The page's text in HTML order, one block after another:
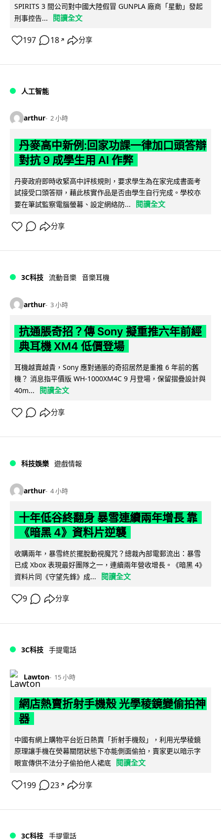
SPIRITS 3 間公司對中國大陸假冒 GUNPLA 廠商「星動」發起
刑事控告...
閱讀全文
197 18 ↗ 分享
人工智能
arthur 2 小時
丹麥高中新例:回家功課一律加口頭答辯
對抗 9 成學生用 AI 作弊
丹麥政府即時收緊高中評核規則，要求學生為在家完成書面考
試接受口頭答辯，藉此核實作品是否由學生自行完成。學校亦
要在筆試監察電腦螢幕、設定網絡防...
閱讀全文
分享
3C科技 流動音樂 音樂耳機
arthur 3 小時
抗通脹奇招？傳 Sony 擬重推六年前經
典耳機 XM4 低價登場
耳機越賣越貴，Sony 應對通脹的奇招居然是重推 6 年前的舊
機？ 消息指平價版 WH-1000XM4C 9 月登場，保留摺疊設計與
40m...
閱讀全文
分享
科技娛樂 遊戲情報
arthur 4 小時
十年低谷終翻身 暴雪連續兩年增長 靠
《暗黑 4》資料片逆襲
收購兩年，暴雪終於擺脫動視魔咒？總裁內部電郵流出：暴雪
已成 Xbox 表現最好團隊之一，連續兩年營收增長。《暗黑 4》
資料片同《守望先鋒》成...
閱讀全文
9 分享
3C科技 手提電話
Lawton 15 小時
網店熱賣折射手機殼 光學稜鏡變偷拍神
器
中國有網上購物平台近日熱賣「折射手機殼」，利用光學稜鏡
原理讓手機在熒幕關閉狀態下亦能側面偷拍，賣家更以暗示字
眼宣傳供不法分子偷拍他人裙底
閱讀全文
199 23 ↗ 分享
3C科技 手提電話